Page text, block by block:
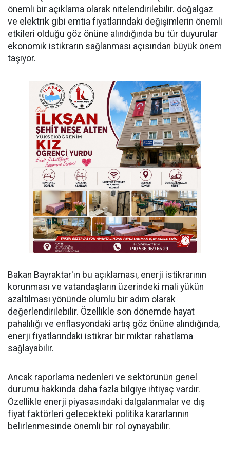
önemli bir açıklama olarak nitelendirilebilir. doğalgaz
ve elektrik gibi emtia fiyatlarındaki değişimlerin önemli
etkileri olduğu göz önüne alındığında bu tür duyurular
ekonomik istikrarın sağlanması açısından büyük önem
taşıyor.
Bakan Bayraktar'ın bu açıklaması, enerji istikrarının
korunması ve vatandaşların üzerindeki mali yükün
azaltılması yönünde olumlu bir adım olarak
değerlendirilebilir. Özellikle son dönemde hayat
pahalılığı ve enflasyondaki artış göz önüne alındığında,
enerji fiyatlarındaki istikrar bir miktar rahatlama
sağlayabilir.
Ancak raporlama nedenleri ve sektörünün genel
durumu hakkında daha fazla bilgiye ihtiyaç vardır.
Özellikle enerji piyasasındaki dalgalanmalar ve dış
fiyat faktörleri gelecekteki politika kararlarının
belirlenmesinde önemli bir rol oynayabilir.